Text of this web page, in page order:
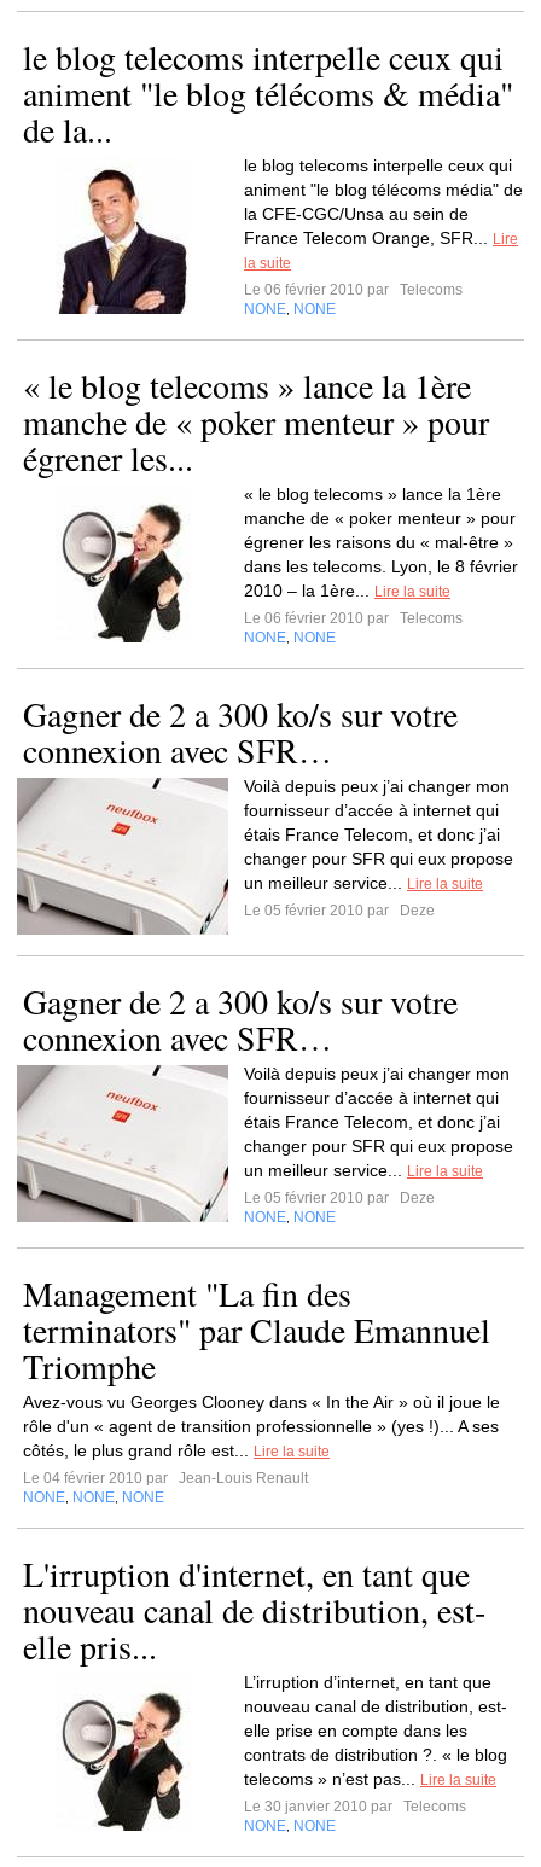
le blog telecoms interpelle ceux qui
animent "le blog télécoms & média"
de la...
le blog telecoms interpelle ceux qui
animent "le blog télécoms média" de
la CFE-CGC/Unsa au sein de
France Telecom Orange, SFR...
Lire
la suite
Le 06 février 2010 par
Telecoms
NONE NONE
« le blog telecoms » lance la 1ère
manche de « poker menteur » pour
égrener les...
« le blog telecoms » lance la 1ère
manche de « poker menteur » pour
égrener les raisons du « mal-être »
dans les telecoms. Lyon, le 8 février
2010 – la 1ère...
Lire la suite
Le 06 février 2010 par
Telecoms
NONE NONE
Gagner de 2 a 300 ko/s sur votre
connexion avec SFR…
Voilà depuis peux j’ai changer mon
fournisseur d’accée à internet qui
étais France Telecom, et donc j’ai
changer pour SFR qui eux propose
un meilleur service...
Lire la suite
Le 05 février 2010 par
Deze
Gagner de 2 a 300 ko/s sur votre
connexion avec SFR…
Voilà depuis peux j’ai changer mon
fournisseur d’accée à internet qui
étais France Telecom, et donc j’ai
changer pour SFR qui eux propose
un meilleur service...
Lire la suite
Le 05 février 2010 par
Deze
NONE NONE
Management "La fin des
terminators" par Claude Emannuel
Triomphe
Avez-vous vu Georges Clooney dans « In the Air » où il joue le
rôle d'un « agent de transition professionnelle » (yes !)... A ses
côtés, le plus grand rôle est...
Lire la suite
Le 04 février 2010 par
Jean-Louis Renault
NONE NONE NONE
L'irruption d'internet, en tant que
nouveau canal de distribution, est-
elle pris...
L’irruption d’internet, en tant que
nouveau canal de distribution, est-
elle prise en compte dans les
contrats de distribution ?. « le blog
telecoms » n’est pas...
Lire la suite
Le 30 janvier 2010 par
Telecoms
NONE NONE